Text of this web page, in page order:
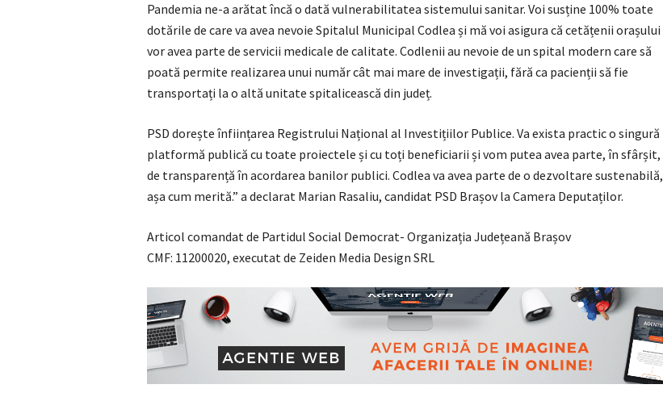
Pandemia ne-a arătat încă o dată vulnerabilitatea sistemului sanitar. Voi susține 100% toate
dotările de care va avea nevoie Spitalul Municipal Codlea și mă voi asigura că cetățenii orașului
vor avea parte de servicii medicale de calitate. Codlenii au nevoie de un spital modern care să
poată permite realizarea unui număr cât mai mare de investigații, fără ca pacienții să fie
transportați la o altă unitate spitalicească din județ.
PSD dorește înființarea Registrului Național al Investițiilor Publice. Va exista practic o singură
platformă publică cu toate proiectele și cu toți beneficiarii și vom putea avea parte, în sfârșit,
de transparență în acordarea banilor publici. Codlea va avea parte de o dezvoltare sustenabilă,
așa cum merită.” a declarat Marian Rasaliu, candidat PSD Brașov la Camera Deputaților.
Articol comandat de Partidul Social Democrat- Organizația Județeană Brașov
CMF: 11200020, executat de Zeiden Media Design SRL